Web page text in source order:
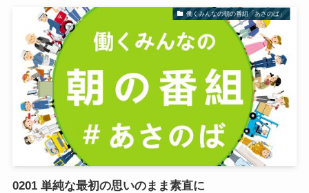
働くみんなの朝の番組「あさのば」
0201 単純な最初の思いのまま素直に